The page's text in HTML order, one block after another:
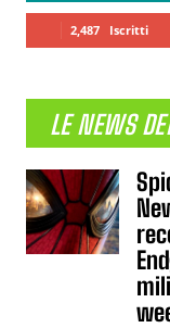
2,487 Iscritti
LE NEWS